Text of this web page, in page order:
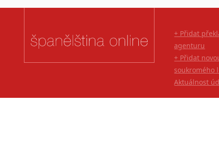
+ Přidat
agenturu
+ Přidat
soukromého
Aktuálnost